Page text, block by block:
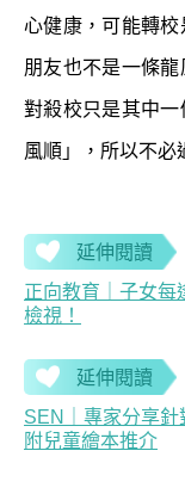
心健康，可能轉
朋友也不是一條
對殺校只是其中
風順」，所以不必
延伸閱讀
正向教育｜子女每
檢視！
延伸閱讀
SEN｜專家分享
附兒童繪本推介